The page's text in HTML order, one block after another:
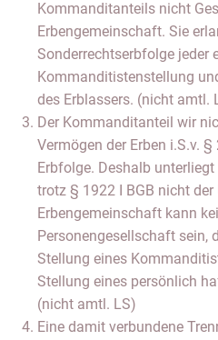
Kommanditanteils nicht
Erbengemeinschaft. Sie
Sonderrechtserbfolge jeder
Kommanditistenstellung
des Erblassers. (nicht amtl.
Der Kommanditanteil wir
Vermögen der Erben i.S.v.
Erbfolge. Deshalb
trotz § 1922 I BGB nicht
Erbengemeinschaft kann
Personengesellschaft sein,
Stellung eines
Stellung eines persönlich
(nicht amtl. LS)
Eine damit verbundene